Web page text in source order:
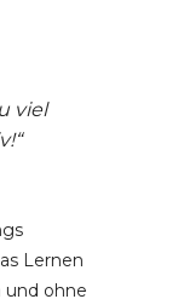
viel
Lernen
und ohne